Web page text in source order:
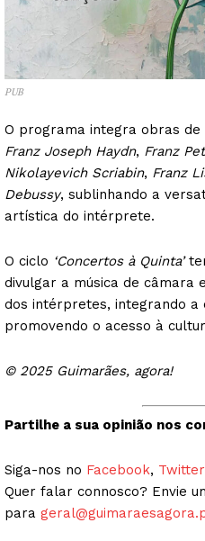
PUB
O programa integra obras de
Franz Joseph Haydn, Franz
Nikolayevich Scriabin, Franz
Debussy, sublinhando a
artística do intérprete.
O ciclo ‘Concertos à Quinta’
divulgar a música de câmara
dos intérpretes, integrando a
promovendo o acesso à
© 2025 Guimarães, agora!
Partilhe a sua opinião nos
Siga-nos no Facebook, Twitter
Quer falar connosco? Envie
para